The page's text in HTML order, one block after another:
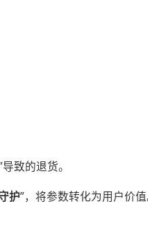
致的退货。
护​​”，将参数转化为用户价